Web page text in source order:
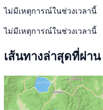
ไม่มีเหตุการณ์ในช่วงเวลานี้
ไม่มีเหตุการณ์ในช่วงเวลานี้
เส้นทางล่าสุดที่ผ่า